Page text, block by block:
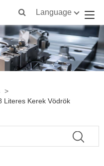
Language
>
Literes Kerek Vödrök